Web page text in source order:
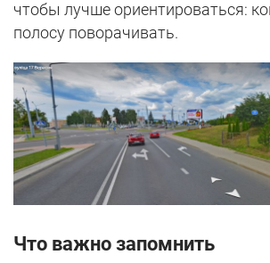
чтобы лучше ориентироваться:
полосу поворачивать.
Что важно запомнить